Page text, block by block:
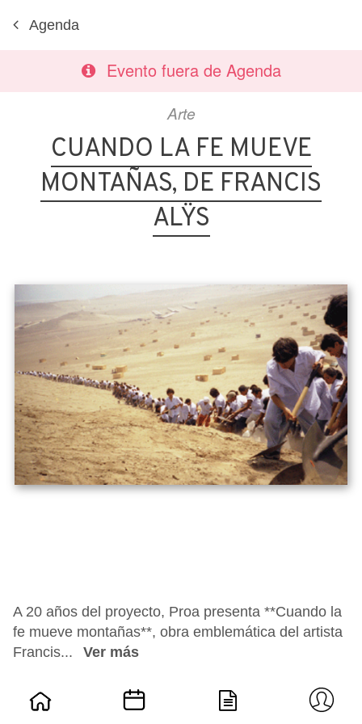
Agenda
Evento fuera de Agenda
Arte
CUANDO LA FE MUEVE
MONTAÑAS, DE FRANCIS
ALŸS
A 20 años del proyecto, Proa presenta **Cuando la
fe mueve montañas**, obra emblemática del artista
Francis...
Ver más